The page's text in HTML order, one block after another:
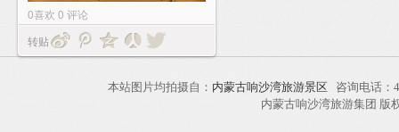
0喜欢 0 评论
转贴
本站图片均拍摄自： 内蒙古响沙湾旅游景区 咨询电话
内蒙古响沙湾旅游集团